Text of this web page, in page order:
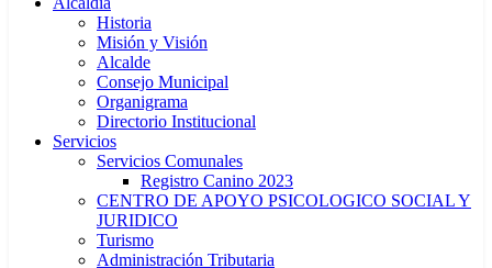
Historia
Misión y Visión
Alcalde
Consejo Municipal
Organigrama
Directorio Institucional
Servicios
Servicios Comunales
Registro Canino 2023
CENTRO DE APOYO PSICOLOGICO SOCIAL Y
JURIDICO
Turismo
Administración Tributaria